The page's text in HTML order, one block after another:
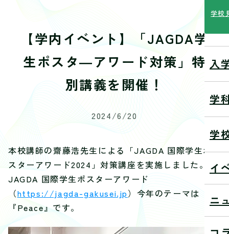
学校
入
学
学
イ
ニ
【学内イベント】「JAGDA学
生ポスタ―アワード対策」特
別講義を開催！
2024/6/20
本校講師の齋藤浩先生による「JAGDA 国際学生ポ
スターアワード2024」対策講座を実施しました。
JAGDA 国際学生ポスターアワード
（https://jagda-gakusei.jp）今年のテーマは
『Peace』です。